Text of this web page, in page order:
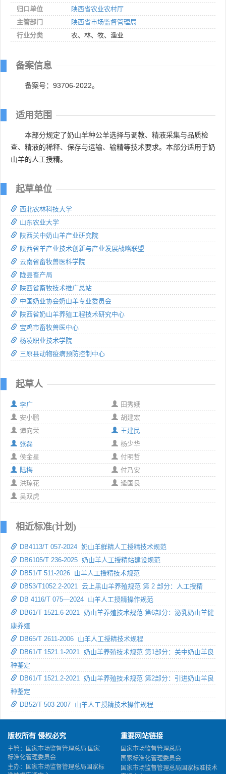
归口单位
陕西省农业农村厅
主管部门
陕西省市场监督管理局
行业分类
农、林、牧、渔业
备案信息
备案号：93706-2022。
适用范围
本部分规定了奶山羊种公羊选择与调教、精液采集与品质检
查、精液的稀释、保存与运输、输精等技术要求。本部分适用于奶
山羊的人工授精。
起草单位
西北农林科技大学
山东农业大学
陕西关中奶山羊产业研究院
陕西省羊产业技术创新与产业发展战略联盟
云南省畜牧兽医科学院
陇县畜产局
陕西省畜牧技术推广总站
中国奶业协会奶山羊专业委员会
陕西省奶山羊养殖工程技术研究中心
宝鸡市畜牧兽医中心
杨凌职业技术学院
三原县动物疫病预防控制中心
起草人
李广
田秀娥
安小鹏
胡建宏
谭向荣
王建民
张磊
杨少华
侯金星
付明哲
陆梅
付乃安
洪琼花
逄国良
吴双虎
相近标准(计划)
DB4113/T 057-2024 奶山羊鲜精人工授精技术规范
DB6105/T 236-2025 奶山羊人工授精站建设规范
DB51/T 511-2026 山羊人工授精技术规范
DB53/T1052.2-2021 云上黑山羊养殖规范 第 2 部分：人工授精
DB 4116/T 075—2024 山羊人工授精操作规范
DB61/T 1521.6-2021 奶山羊养殖技术规范 第6部分：泌乳奶山羊健
康养殖
DB65/T 2611-2006 山羊人工授精技术规程
DB61/T 1521.1-2021 奶山羊养殖技术规范 第1部分：关中奶山羊良
种鉴定
DB61/T 1521.2-2021 奶山羊养殖技术规范 第2部分：引进奶山羊良
种鉴定
DB52/T 503-2007 山羊人工授精技术操作规程
版权所有 侵权必究
主管：国家市场监督管理总局 国家
标准化管理委员会
主办：国家市场监督管理总局国家标
重要网站链接
国家市场监督管理总局
国家标准化管理委员会
国家市场监督管理总局国家标准技术